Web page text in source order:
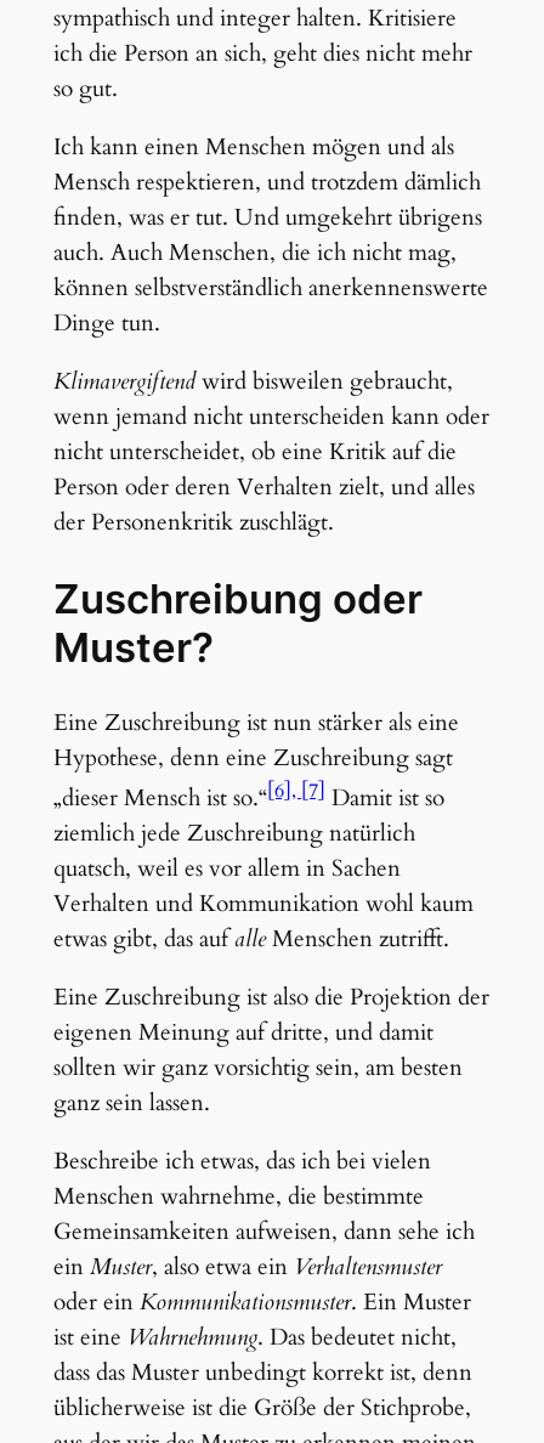
sympathisch und integer halten. Kritisiere
ich die Person an sich, geht dies nicht mehr
so gut.
Ich kann einen Menschen mögen und als
Mensch respektieren, und trotzdem dämlich
finden, was er tut. Und umgekehrt übrigens
auch. Auch Menschen, die ich nicht mag,
können selbstverständlich anerkennenswerte
Dinge tun.
Klimavergiftendwird bisweilen gebraucht,
wenn jemand nicht unterscheiden kann oder
nicht unterscheidet, ob eine Kritik auf die
Person oder deren Verhalten zielt, und alles
der Personenkritik zuschlägt.
Zuschreibung oder
Muster?
Eine Zuschreibung ist nun stärker als eine
Hypothese, denn eine Zuschreibung sagt
„dieser Mensch ist so.“[6] [7] Damit ist so
ziemlich jede Zuschreibung natürlich
quatsch, weil es vor allem in Sachen
Verhalten und Kommunikation wohl kaum
etwas gibt, das aufalleMenschen zutrifft.
Eine Zuschreibung ist also die Projektion der
eigenen Meinung auf dritte, und damit
sollten wir ganz vorsichtig sein, am besten
ganz sein lassen.
Beschreibe ich etwas, das ich bei vielen
Menschen wahrnehme, die bestimmte
Gemeinsamkeiten aufweisen, dann sehe ich
einMuster, also etwa ein Verhaltensmuster
oder einKommunikationsmuster. Ein Muster
ist eine Wahrnehmung. Das bedeutet nicht,
dass das Muster unbedingt korrekt ist, denn
üblicherweise ist die Größe der Stichprobe,